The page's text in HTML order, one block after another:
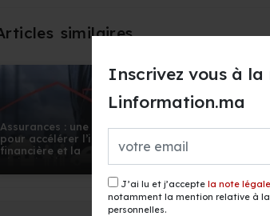
Inscrivez vous à
Linformation.ma
J’ai lu et j’accepte la note
notamment la mention relative à
personnelles.
Assurances : une réforme
pour accélérer l’inclusion
financière et la
156 lignes et
sièges : Ryanair
son
Maroc